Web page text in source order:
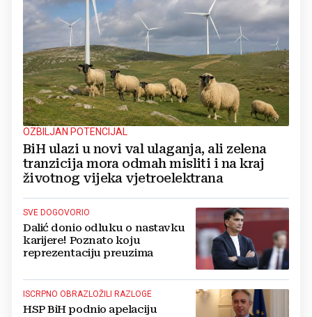
OZBILJAN POTENCIJAL
BiH ulazi u novi val ulaganja, ali zelena
tranzicija mora odmah misliti i na kraj
životnog vijeka vjetroelektrana
SVE DOGOVORIO
Dalić donio odluku o nastavku
karijere! Poznato koju
reprezentaciju preuzima
ISCRPNO OBRAZLOŽILI RAZLOGE
HSP BiH podnio apelaciju